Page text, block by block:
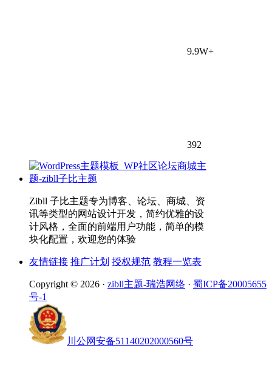
9.9W+
392
Zibll 子比主题专为博客、论坛、商城、资
讯等类型的网站设计开发，简约优雅的设
计风格，全面的前端用户功能，简单的模
块化配置，欢迎您的体验
友情链接 推广计划 授权规范 教程一览表
Copyright © 2026 · zibll主题-瑞浩网络 · 蜀ICP备20005655
号-1
川公网安备51140202000560号